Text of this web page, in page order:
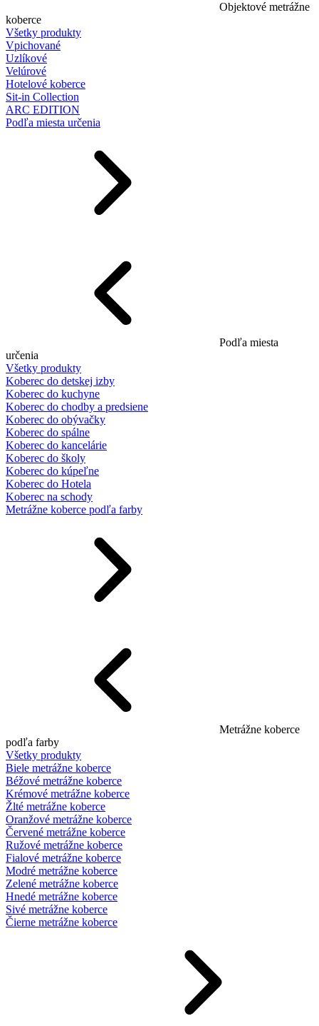
Objektové metrážne
koberce
Všetky produkty
Vpichované
Uzlíkové
Velúrové
Hotelové koberce
Sit-in Collection
ARC EDITION
Podľa miesta určenia
Podľa miesta
určenia
Všetky produkty
Koberec do detskej izby
Koberec do kuchyne
Koberec do chodby a predsiene
Koberec do obývačky
Koberec do spálne
Koberec do kancelárie
Koberec do školy
Koberec do kúpeľne
Koberec do Hotela
Koberec na schody
Metrážne koberce podľa farby
Metrážne koberce
podľa farby
Všetky produkty
Biele metrážne koberce
Béžové metrážne koberce
Krémové metrážne koberce
Žlté metrážne koberce
Oranžové metrážne koberce
Červené metrážne koberce
Ružové metrážne koberce
Fialové metrážne koberce
Modré metrážne koberce
Zelené metrážne koberce
Hnedé metrážne koberce
Sivé metrážne koberce
Čierne metrážne koberce